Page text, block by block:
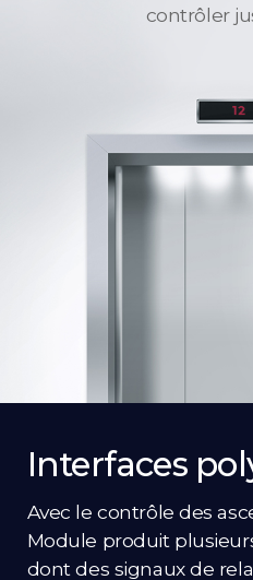
contrôler
Interfaces
Avec le contrôle des
Module produit
dont des signaux de